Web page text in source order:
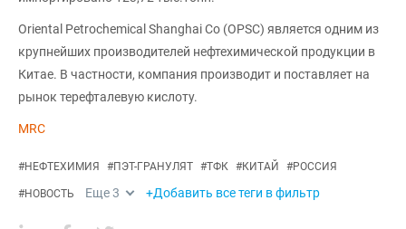
Oriental Petrochemical Shanghai Co (OPSC) является одним из
крупнейших производителей нефтехимической продукции в
Китае. В частности, компания производит и поставляет на
рынок терефталевую кислоту.
MRC
#НЕФТЕХИМИЯ #ПЭТ-ГРАНУЛЯТ #ТФК #КИТАЙ #РОССИЯ
#НОВОСТЬ Еще3 +Добавить все теги в фильтр